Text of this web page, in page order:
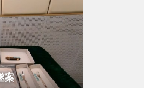
案